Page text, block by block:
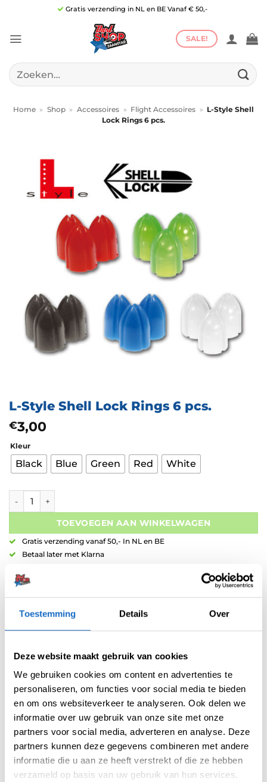
Toestemming Details Over
Deze website maakt gebruik van cookies
We gebruiken cookies om content en advertenties te
personaliseren, om functies voor social media te bieden
en om ons websiteverkeer te analyseren. Ook delen we
informatie over uw gebruik van onze site met onze
partners voor social media, adverteren en analyse. Deze
partners kunnen deze gegevens combineren met andere
informatie die u aan ze heeft verstrekt of die ze hebben
verzameld op basis van uw gebruik van hun services.
inhoud
Gratis verzending in NL en BE Vanaf € 50,-
SALE!
Zoeken
naar:
Home » Shop » Accessoires » Flight Accessoires » L-Style Shell
Lock Rings 6 pcs.
L-Style Shell Lock Rings 6 pcs.
€3,00
Kleur
Black Blue Green Red White
L-Style Shell Lock Rings 6 pcs. aantal
TOEVOEGEN AAN WINKELWAGEN
Gratis verzending vanaf 50,- In NL en BE
Betaal later met Klarna
Categorieën: Accessoires, Flight Accessoires , L-Style Accessoires
Merk:L-Style